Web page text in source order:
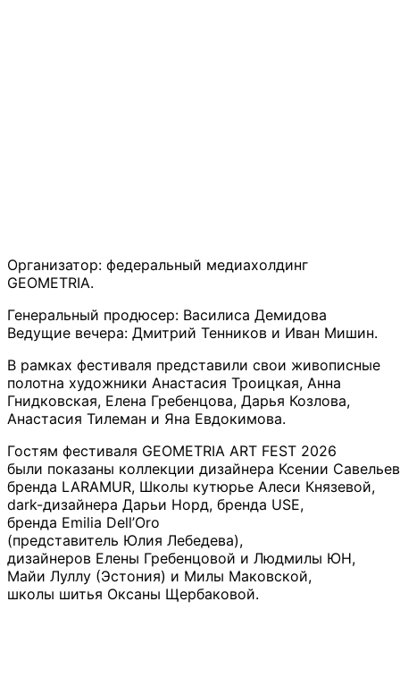
Организатор: федеральный медиахолдинг
GEOMETRIA.
Генеральный продюсер: Василиса Демидова
Ведущие вечера: Дмитрий Тенников и Иван Мишин.
В рамках фестиваля представили свои живописные
полотна художники Анастасия Троицкая, Анна
Гнидковская, Елена Гребенцова, Дарья Козлова,
Анастасия Тилеман и Яна Евдокимова.
Гостям фестиваля GEOMETRIA ART FEST 2026
были показаны коллекции дизайнера Ксении
бренда LARAMUR, Школы кутюрье Алеси Князевой,
dark-дизайнера Дарьи Норд, бренда USE,
бренда Emilia Dell’Oro
(представитель Юлия Лебедева),
дизайнеров Елены Гребенцовой и Людмилы ЮН,
Майи Луллу (Эстония) и Милы Маковской,
школы шитья Оксаны Щербаковой.